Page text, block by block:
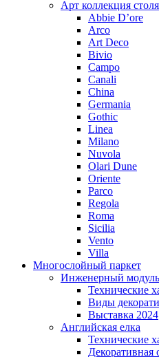
Арт коллекция
Abbie D’ore
Arco
Art Deco
Bivio
Campo
Canali
China
Germania
Gothic
Linea
Milano
Nuvola
Olari Dune
Oriente
Parco
Regola
Roma
Sicilia
Vento
Villa
Многослойный паркет
Инженерный модуль
Технические
Виды
Выставка 2024
Английская елка
Технические
Декоративная